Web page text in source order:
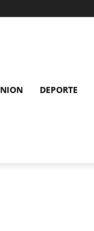
DEPORTE